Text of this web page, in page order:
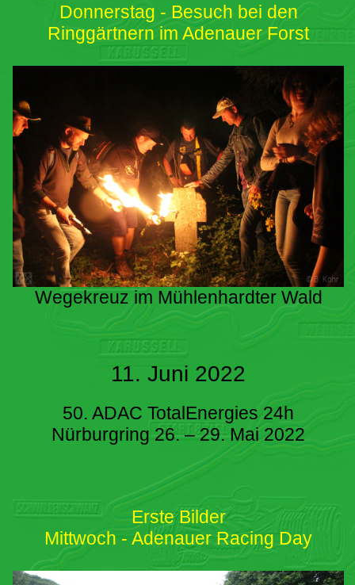
Donnerstag - Besuch bei den
Ringgärtnern im Adenauer Forst
Wegekreuz im Mühlenhardter Wald
11. Juni 2022
50. ADAC TotalEnergies 24h
Nürburgring 26. – 29. Mai 2022
Erste Bilder
Mittwoch - Adenauer Racing Day